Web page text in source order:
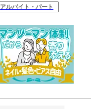
アルバイト・パート